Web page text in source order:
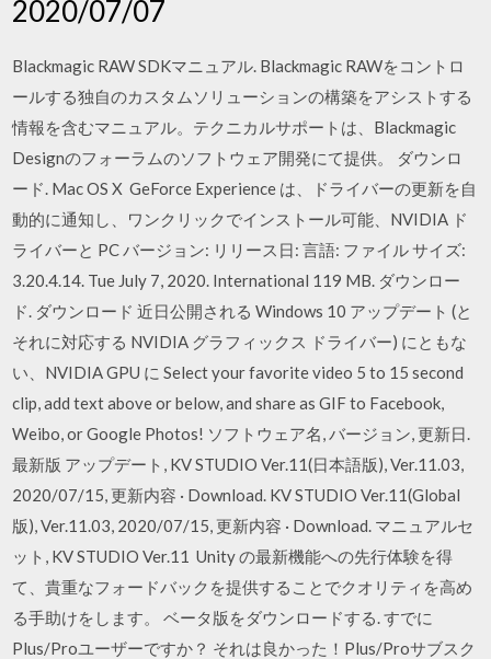
2020/07/07
Blackmagic RAW SDKマニュアル. Blackmagic RAWをコントロ
ールする独自のカスタムソリューションの構築をアシストする
情報を含むマニュアル。テクニカルサポートは、Blackmagic
Designのフォーラムのソフトウェア開発にて提供。 ダウンロ
ード. Mac OS X GeForce Experience は、ドライバーの更新を自
動的に通知し、ワンクリックでインストール可能、NVIDIA ド
ライバーと PC バージョン: リリース日: 言語: ファイル サイズ:
3.20.4.14. Tue July 7, 2020. International 119 MB. ダウンロー
ド. ダウンロード 近日公開される Windows 10 アップデート (と
それに対応する NVIDIA グラフィックス ドライバー) にともな
い、NVIDIA GPU に Select your favorite video 5 to 15 second
clip, add text above or below, and share as GIF to Facebook,
Weibo, or Google Photos! ソフトウェア名, バージョン, 更新日.
最新版 アップデート, KV STUDIO Ver.11(日本語版), Ver.11.03,
2020/07/15, 更新内容 · Download. KV STUDIO Ver.11(Global
版), Ver.11.03, 2020/07/15, 更新内容 · Download. マニュアルセ
ット, KV STUDIO Ver.11 Unity の最新機能への先行体験を得
て、貴重なフォードバックを提供することでクオリティを高め
る手助けをします。 ベータ版をダウンロードする. すでに
Plus/Proユーザーですか？ それは良かった！Plus/Proサブスク